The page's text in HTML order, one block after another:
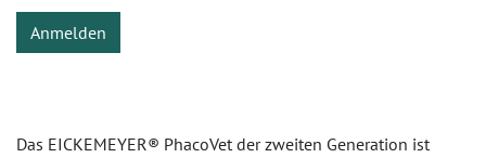
Anmelden
Das EICKEMEYER® PhacoVet der zweiten Generation ist